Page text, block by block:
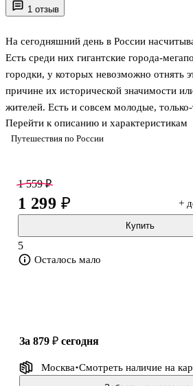
1 отзыв
Путешествия по России
На сегодняшний день в России
Есть среди них гигантские города-
городки, у которых невозможно отнять
причине их исторической значимости
жителей. Есть и совсем молодые, только-
города-юноши, есть и древние
возвращенные из небытия мертвые
или сугубо природные, а у другого -
инопланетные... Автор подбирал
книга как можно шире отразила
Перейти к описанию и характеристикам
1 559 ₽
1 299 ₽ +
Купить
5
Осталось мало
за 879 ₽ сегодня
Москва Смотреть наличие на